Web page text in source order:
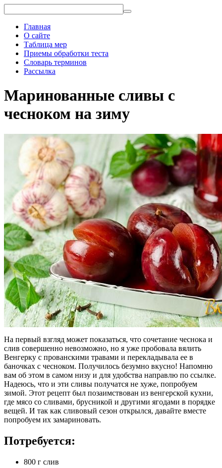
Главная
О сайте
Таблица мер
Приемы обработки теста
Словарь терминов
Рассылка
Маринованные сливы с
чесноком на зиму
На первый взгляд может показаться, что сочетание чеснока и
слив совершенно невозможно, но я уже пробовала вялить
Венгерку с прованскими травами и перекладывала ее в
баночках с чесноком. Получилось безумно вкусно! Напомню
вам об этом в самом низу и для удобства направлю по ссылке.
Надеюсь, что и эти сливы получатся не хуже, попробуем
зимой. Этот рецепт был позаимствован из венгерской кухни,
где мясо со сливами, брусникой и другими ягодами в порядке
вещей. И так как сливовый сезон открылся, давайте вместе
попробуем их замариновать.
Потребуется:
800 г слив